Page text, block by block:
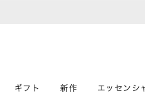
ギフト 新作 エッセンシ